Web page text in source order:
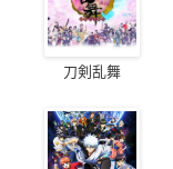
刀剣乱舞